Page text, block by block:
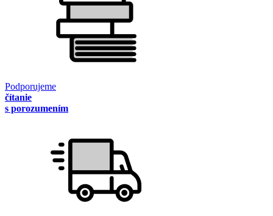
Podporujeme
čítanie
s porozumením